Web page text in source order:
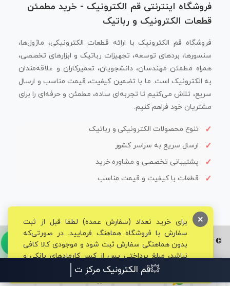
فروشگاه اینترنتی قم الکترونیک - خرید مطمئن
قطعات الکترونیک و رباتیک
فروشگاه قم الکترونیک با ارائه قطعات الکترونیکی، ماژول‌ها،
سنسورها، بردهای توسعه، تجهیزات رباتیک و ابزارهای تخصصی،
همراه مطمئن مهندسان، دانشجویان، تعمیرکاران و علاقه‌مندان
به الکترونیک است. ما با تضمین کیفیت، قیمت مناسب و ارسال
سریع، تلاش می‌کنیم تا تجربه‌ای ساده، مطمئن و حرفه‌ای را برای
مشتریان خود فراهم کنیم.
تنوع محصولات الکترونیکی و رباتیک
ارسال سریع به سراسر کشور
پشتیبانی تخصصی و مشاوره خرید
قطعات با کیفیت و قیمت مناسب
© تمامی حقوق برای فروشگاه تخصصی قم الکترونیک محفوظ می‌باشد.
برای خرید تعداد (سفارش عمده) لطفا قبل از ثبت
سفارش با فروشگاه هماهنگ فرمایید. در صورتی‌که
بدون هماهنگی سفارش ثبت شود و موجودی کالا کافی
نباشد، مبلغ پرداختی پس از کسر کارمزدهای بانکی و
مالیاتی به حساب شما بازگشت داده خواهد شد.
×
💥قم الکترونیک مرکز تخصصی ق